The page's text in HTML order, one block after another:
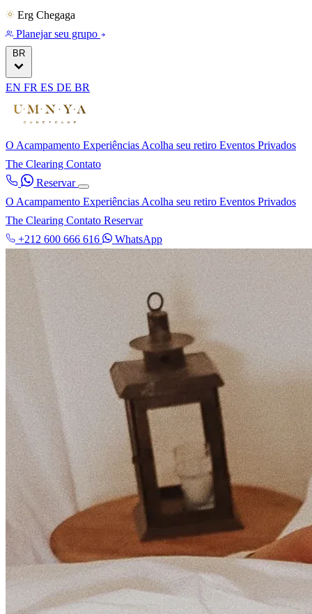
Erg Chegaga
Planejar seu grupo
BR
EN FR ES DE BR
O Acampamento Experiências Acolha seu retiro Eventos Privados
The Clearing Contato
Reservar
O Acampamento Experiências Acolha seu retiro Eventos Privados
The Clearing Contato Reservar
+212 600 666 616
WhatsApp